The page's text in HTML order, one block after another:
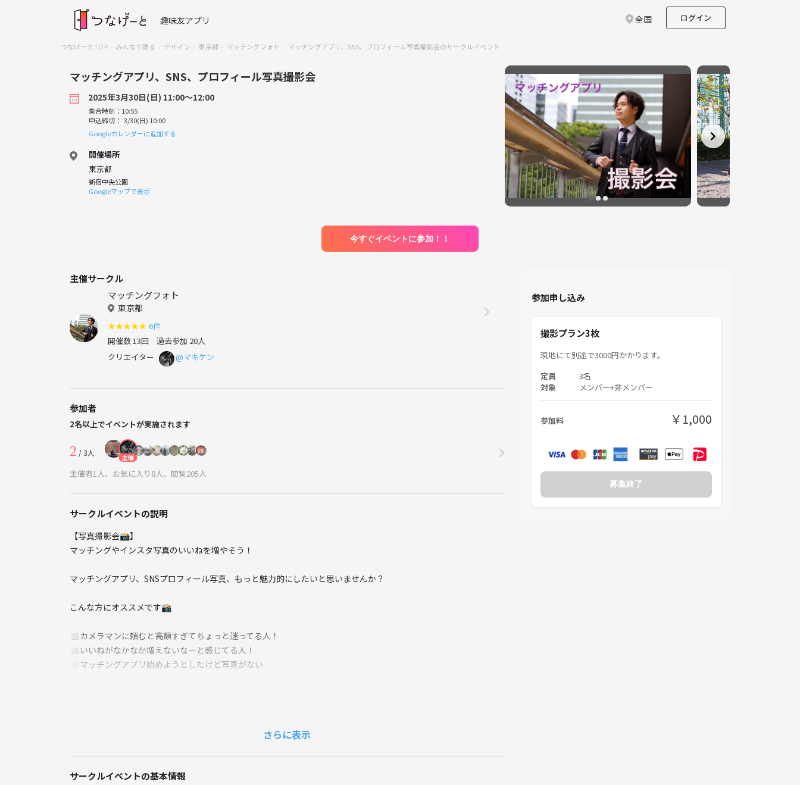
趣味友アプリ 全国 ログイン
つなげーとTOP みんなで語る デザイン 東京都 マッチングフォト マッチングアプリ、SNS、プロフィール写真撮影会のサークルイベント
マッチングアプリ、SNS、プロフィール写真撮影会
2025年3月30日(日) 11:00〜12:00
集合時刻：10:55
申込締切： 3/30(日) 10:00
Googleカレンダーに追加する
開催場所
東京都
新宿中央公園
Googleマップで表示
今すぐイベントに参加！！
主催サークル
マッチングフォト
東京都
★★★★★ 6件
開催数 13回 過去参加 20人
クリエイター
@マキケン
参加者
2名以上でイベントが実施されます
2 / 3人 主催
主催者1人、お気に入り8人、閲覧205人
サークルイベントの説明
【写真撮影会📸】
マッチングやインスタ写真のいいねを増やそう！
マッチングアプリ、SNSプロフィール写真、もっと魅力的にしたいと思いませんか？
こんな方にオススメです📸
◻︎カメラマンに頼むと高額すぎてちょっと迷ってる人！
◻︎いいねがなかなか増えないなーと感じてる人！
◻︎マッチングアプリ始めようとしたけど写真がない
参加者同士も自然と仲良くなれるような環境を提供しますので、初めての方も安心してご参加ください😊
📷撮影内容
さらに表示
サークルイベントの基本情報
参加申し込み
撮影プラン3枚
現地にて別途で3000円かかります。
定員 3名
対象 メンバー+非メンバー
参加料 ￥1,000
募集終了